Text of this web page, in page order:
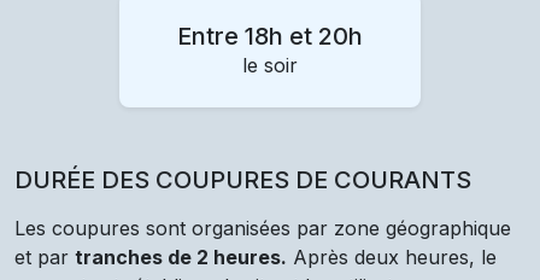
Entre 18h et 20h
le soir
DURÉE DES COUPURES DE COURANTS
Les coupures sont organisées par zone géographique
et par tranches de 2 heures. Après deux heures, le